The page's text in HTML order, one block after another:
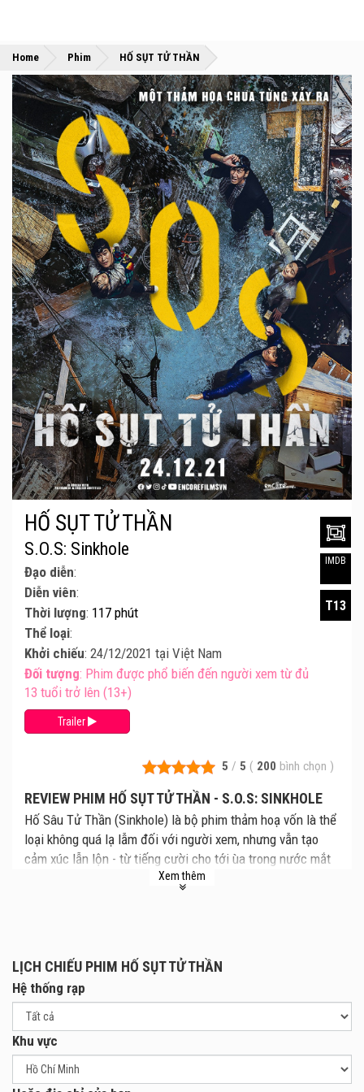
Home »
Phim »
HỐ SỤT TỬ THẦN
5 / 5 ( 200 bình chọn )
REVIEW PHIM HỐ SỤT TỬ THẦN - S.O.S: SINKHOLE
Hố Sâu Tử Thần (Sinkhole) là bộ phim thảm hoạ vốn là thể
loại không quá lạ lẫm đối với người xem, nhưng vẫn tạo
cảm xúc lẫn lộn - từ tiếng cười cho tới ùa trong nước mắt
vì những hậu quả từ sự vụ sụp hố cực lớn ngay giữa lòng
Xem thêm
HỐ SỤT TỬ THẦN
S.O.S: Sinkhole
Đạo diễn:
Diễn viên:
Thời lượng: 117 phút
Thể loại:
Khởi chiếu: 24/12/2021 tại Việt Nam
Đối tượng: Phim được phổ biến đến người xem từ đủ
13 tuổi trở lên (13+)
Trailer
IMDB
T13
LỊCH CHIẾU PHIM HỐ SỤT TỬ THẦN
Hệ thống rạp
Khu vực